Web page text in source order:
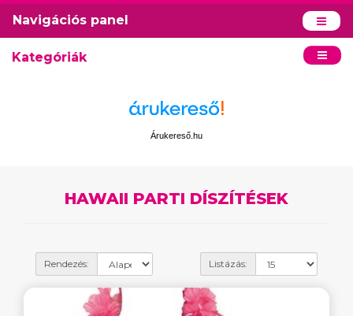
Navigációs panel
Kategóriák
Árukereső.hu
HAWAII PARTI DÍSZÍTÉSEK
Rendezés: Listázás: